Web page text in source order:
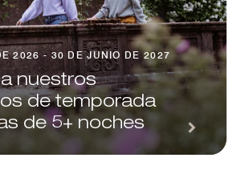
2026 - 30 DE JUNIO DE 2027
nuestros
de temporada
de 5+ noches